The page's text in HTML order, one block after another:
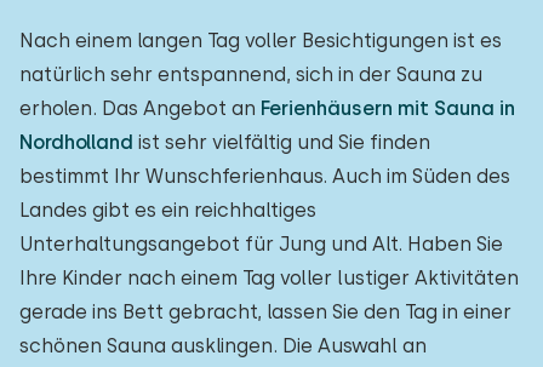
Nach einem langen Tag voller Besichtigungen ist es
natürlich sehr entspannend, sich in der Sauna zu
erholen. Das Angebot an Ferienhäusern mit Sauna in
Nordholland ist sehr vielfältig und Sie finden
bestimmt Ihr Wunschferienhaus. Auch im Süden des
Landes gibt es ein reichhaltiges
Unterhaltungsangebot für Jung und Alt. Haben Sie
Ihre Kinder nach einem Tag voller lustiger Aktivitäten
gerade ins Bett gebracht, lassen Sie den Tag in einer
schönen Sauna ausklingen. Die Auswahl an